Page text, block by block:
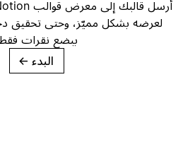
لعرضه بشكل مميّز، وحتى تحقيق
ببضع نقرات
البدء →